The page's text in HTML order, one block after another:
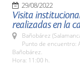
29/08/2022
Visita
realizadas en la
Bañobárez
Punto de encuentro:
Bañobárez.
Hora: 11:00 h.